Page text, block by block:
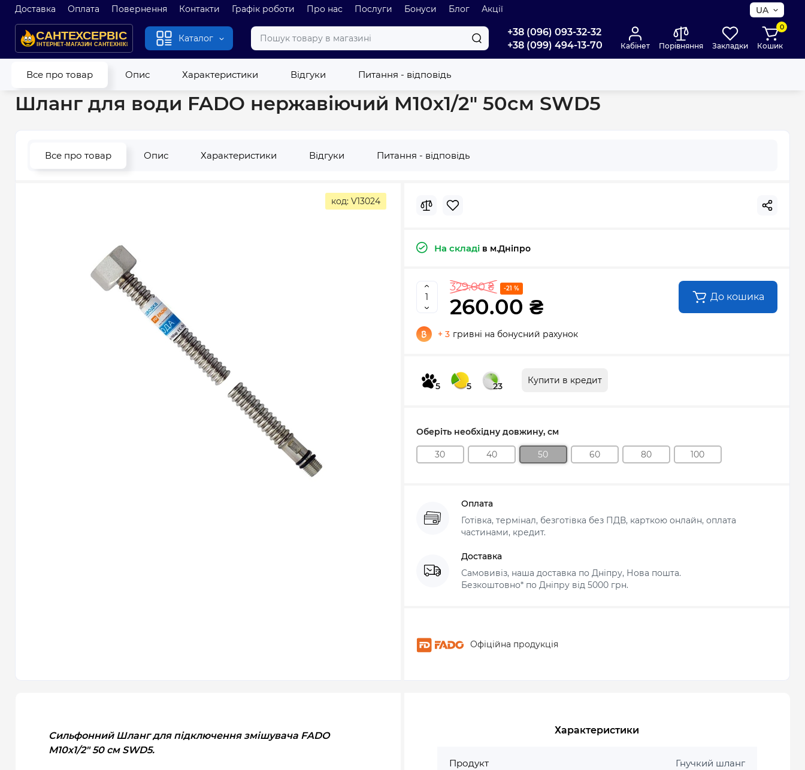
Доставка Оплата Повернення Контакти Графік роботи Про нас Послуги Бонуси Блог Акції UA
Каталог
+38 (096) 093-32-32
+38 (099) 494-13-70
Кабінет Порівняння Закладки
0
Кошик
Все про товар Опис Характеристики Відгуки Питання - відповідь
Головна Водопровід Гнучкі шланги Шланг для води FADO нержавіючий М10х1/2" 50см SWD5
Шланг для води FADO нержавіючий М10х1/2" 50см SWD5
Все про товар Опис Характеристики Відгуки Питання - відповідь
код: V13024
На складі в м.Дніпро
329.00 ₴ -21 %
260.00 ₴ До кошика
+ 3 гривні на бонусний рахунок
5 5 23
Купити в кредит
Оберіть необхідну довжину, см
30 40 50 60 80 100
Оплата
Готівка, термінал, безготівка без ПДВ, карткою онлайн, оплата
частинами, кредит.
Доставка
Самовивіз, наша доставка по Дніпру, Нова пошта.
Безкоштовно* по Дніпру від 5000 грн.
Офіційна продукція
Сильфонний Шланг для підключення змішувача FADO
М10х1/2" 50 см SWD5.
Характеристики
Продукт Гнучкий шланг